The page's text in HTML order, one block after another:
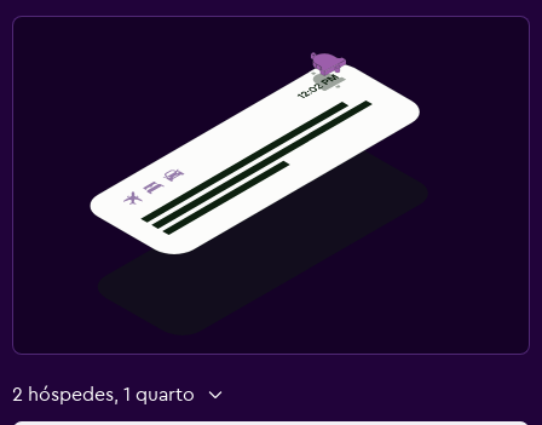
2 hóspedes, 1 quarto